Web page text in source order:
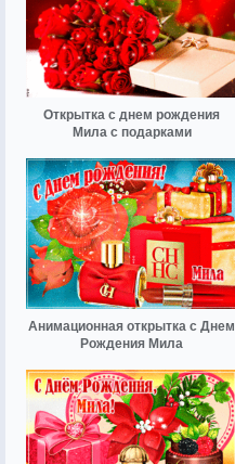
Открытка с днем рождения
Мила с подарками
Анимационная открытка с Днем
Рождения Мила